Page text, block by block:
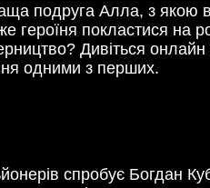
подруга Алла, з якою
героїня покластися на
Дивіться
одними з перших.
спробує Богдан